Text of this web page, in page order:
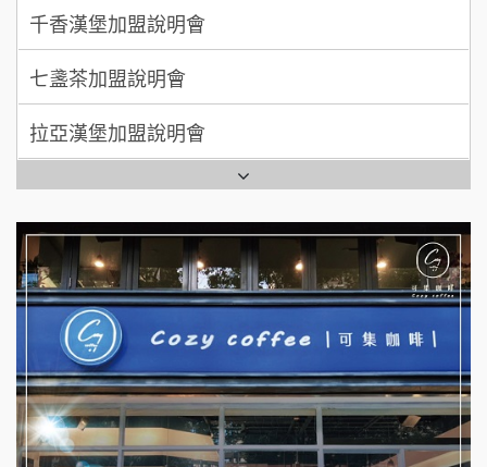
全家加盟說明會
台灣G湯加盟說明會
彭富貴加盟說明會
NU PASTA義大利麵加盟說明會
潮鍋癮加盟說明會
蓁伙烤倆吃加盟說明會
霏等茶加盟說明會
早安山丘加盟說明會
七盞茶加盟說明會
拉亞漢堡加盟說明會
杜芳子古味茶鋪加盟說明會
優握握×酸奶大獅加盟說明會
冬城門加盟說明會
拾鑶火鍋加盟說明會
阿性情趣無人販售所加盟明會
龍涎居好湯加盟說明會
舒油頭加盟說明會